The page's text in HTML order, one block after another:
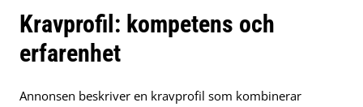
Kravprofil: kompetens och
erfarenhet
Annonsen beskriver en kravprofil som kombinerar